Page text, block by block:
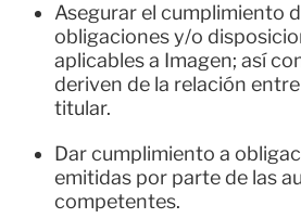
Asegurar el cumplimiento
obligaciones y/o
aplicables a Imagen; así
deriven de la relación
titular.
Dar cumplimiento a
emitidas por parte de las
competentes.